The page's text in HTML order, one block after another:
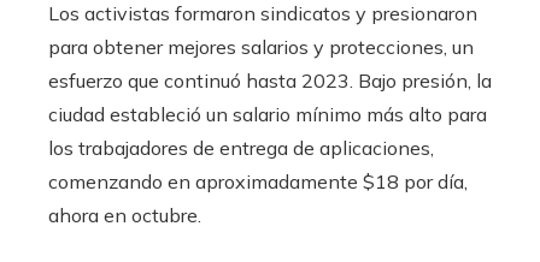
Los activistas formaron sindicatos y presionaron
para obtener mejores salarios y protecciones, un
esfuerzo que continuó hasta 2023. Bajo presión, la
ciudad estableció un salario mínimo más alto para
los trabajadores de entrega de aplicaciones,
comenzando en aproximadamente $18 por día,
ahora en octubre.